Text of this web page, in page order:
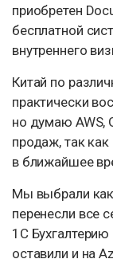
приобретен
бесплатной
внутреннего
Китай по
практически
но думаю AWS,
продаж, так
в ближайшее
Мы выбрали как
перенесли все
1C
оставили и на